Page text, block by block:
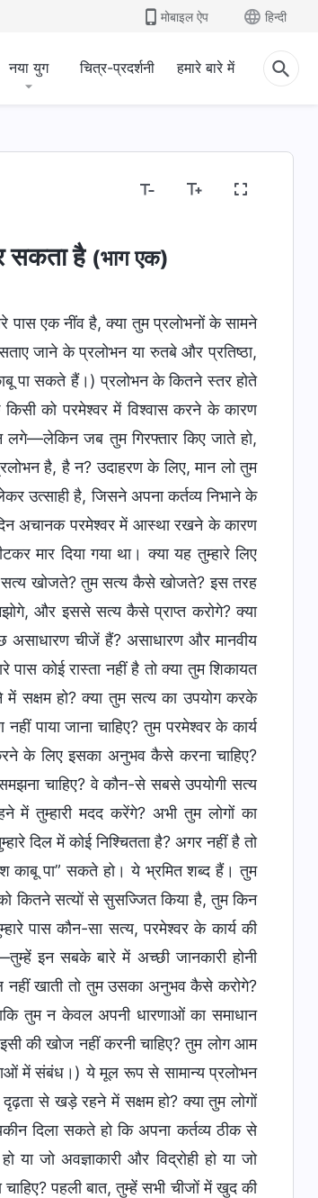
मोबाइल ऐप हिन्दी
नया युग चित्र-प्रदर्शनी हमारे बारे में
सकता है (भाग एक)
पास एक नींव है, क्या तुम प्रलोभनों के सामने
जाने के प्रलोभन या रुतबे और प्रतिष्ठा,
पा सकते हैं।) प्रलोभन के कितने स्तर होते
को परमेश्वर में विश्वास करने के कारण
लगे—लेकिन जब तुम गिरफ्तार किए जाते हो,
है, है न? उदाहरण के लिए, मान लो तुम
उत्साही है, जिसने अपना कर्तव्य निभाने के
दिन अचानक परमेश्वर में आस्था रखने के कारण
मार दिया गया था। क्या यह तुम्हारे लिए
सत्य खोजते? तुम सत्य कैसे खोजते? इस तरह
और इससे सत्य कैसे प्राप्त करोगे? क्या
असाधारण चीजें हैं? असाधारण और मानवीय
कोई रास्ता नहीं है तो क्या तुम शिकायत
हो? क्या तुम सत्य का उपयोग करके
पाया जाना चाहिए? तुम परमेश्वर के कार्य
के लिए इसका अनुभव कैसे करना चाहिए?
चाहिए? वे कौन-से सबसे उपयोगी सत्य
में तुम्हारी मदद करेंगे? अभी तुम लोगों का
दिल में कोई निश्चितता है? अगर नहीं है तो
काबू पा” सकते हो। ये भ्रमित शब्द हैं। तुम
कितने सत्यों से सुसज्जित किया है, तुम किन
पास कौन-सा सत्य, परमेश्वर के कार्य की
इन सबके बारे में अच्छी जानकारी होनी
नहीं खाती तो तुम उसका अनुभव कैसे करोगे?
तुम न केवल अपनी धारणाओं का समाधान
की खोज नहीं करनी चाहिए? तुम लोग आम
में संबंध।) ये मूल रूप से सामान्य प्रलोभन
से खड़े रहने में सक्षम हो? क्या तुम लोगों
दिला सकते हो कि अपना कर्तव्य ठीक से
जो अवज्ञाकारी और विद्रोही हो या जो
पहली बात, तुम्हें सभी चीजों में खुद की